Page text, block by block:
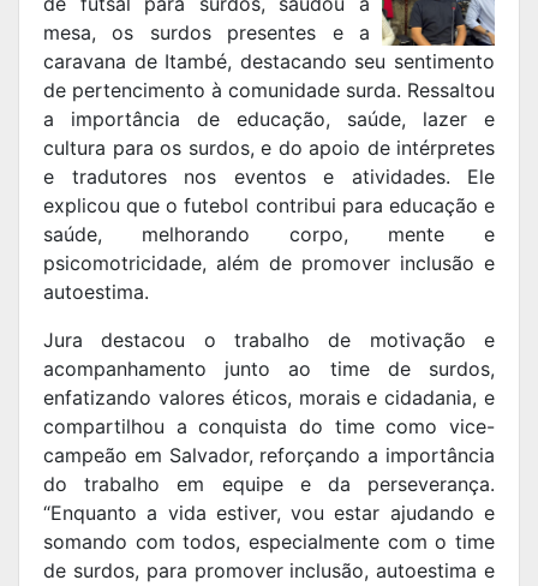
mesa, os surdos presentes e a
caravana de Itambé, destacando seu sentimento
de pertencimento à comunidade surda. Ressaltou
a importância de educação, saúde, lazer e
cultura para os surdos, e do apoio de intérpretes
e tradutores nos eventos e atividades. Ele
explicou que o futebol contribui para educação e
saúde, melhorando corpo, mente e
psicomotricidade, além de promover inclusão e
autoestima.
Jura destacou o trabalho de motivação e
acompanhamento junto ao time de surdos,
enfatizando valores éticos, morais e cidadania, e
compartilhou a conquista do time como vice-
campeão em Salvador, reforçando a importância
do trabalho em equipe e da perseverança.
“Enquanto a vida estiver, vou estar ajudando e
somando com todos, especialmente com o time
de surdos, para promover inclusão, autoestima e